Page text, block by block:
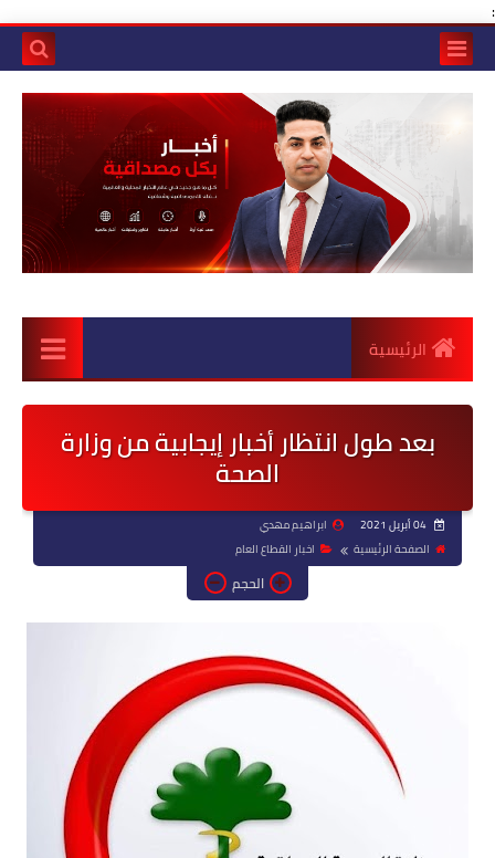
:
الرئيسية
بعد طول انتظار أخبار إيجابية من وزارة
الصحة
04 أبريل 2021
ابراهيم مهدي
الصفحة الرئيسية
اخبار القطاع العام
الحجم